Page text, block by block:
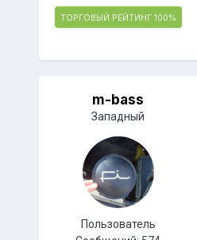
ТОРГОВЫЙ РЕЙТИНГ 100%
m-bass
Западный
Пользователь